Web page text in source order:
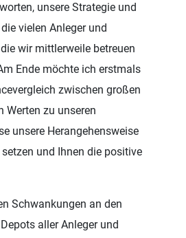
unsere Strategie und
vielen Anleger und
wir mittlerweile betreuen
Ende möchte ich erstmals
zwischen großen
Werten zu unseren
unsere Herangehensweise
und Ihnen die positive
Schwankungen an den
aller Anleger und